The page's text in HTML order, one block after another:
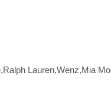
Lauren,Wenz,Mia